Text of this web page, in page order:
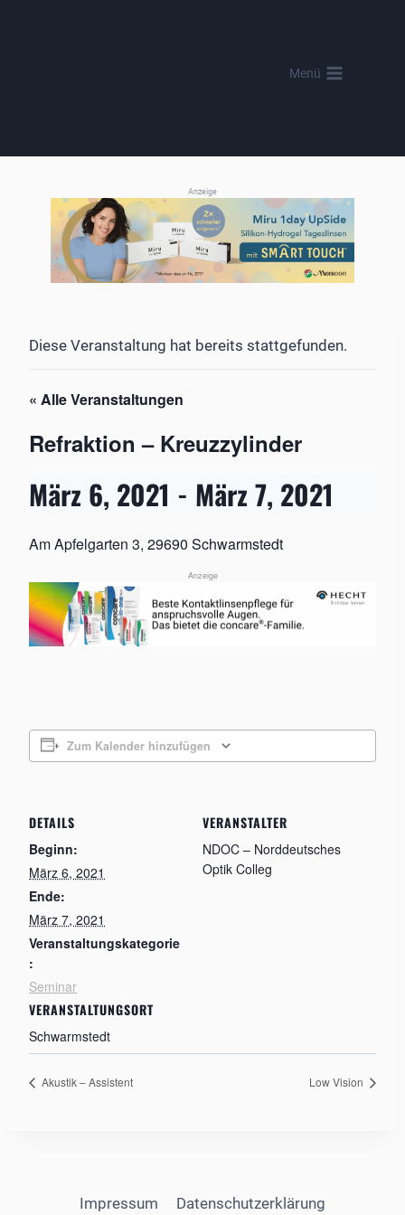
Menü
Anzeige
Diese Veranstaltung hat bereits stattgefunden.
« Alle Veranstaltungen
Refraktion – Kreuzzylinder
März 6, 2021 - März 7, 2021
Am Apfelgarten 3, 29690 Schwarmstedt
Anzeige
Zum Kalender hinzufügen
DETAILS
Beginn:
März 6, 2021
Ende:
März 7, 2021
Veranstaltungskategorie
:
Seminar
VERANSTALTUNGSORT
Schwarmstedt
VERANSTALTER
NDOC – Norddeutsches
Optik Colleg
Akustik – Assistent Low Vision
Impressum Datenschutzerklärung